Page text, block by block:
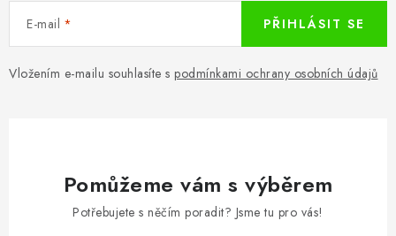
E-mail
Vložením e-mailu souhlasíte s podmínkami ochrany osobních údajů
PŘIHLÁSIT SE
Pomůžeme vám s výběrem
Potřebujete s něčím poradit? Jsme tu pro vás!